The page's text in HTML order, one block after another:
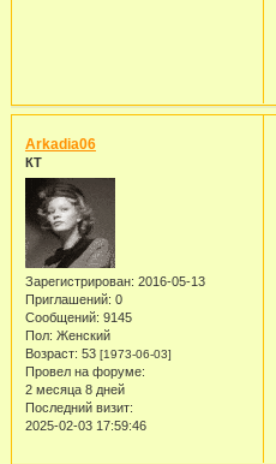
Arkadia06
КТ
Зарегистрирован: 2016-05-13
Приглашений: 0
Сообщений: 9145
Пол: Женский
Возраст: 53 [1973-06-03]
Провел на форуме:
2 месяца 8 дней
Последний визит:
2025-02-03 17:59:46